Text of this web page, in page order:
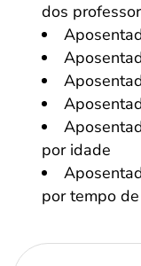
dos
por idade
por tempo